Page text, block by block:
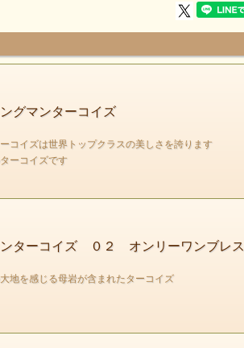
グマンターコイズ
コイズは世界トップクラスの美しさを誇ります
ーコイズです
ターコイズ ０２ オンリーワンブレス
地を感じる母岩が含まれたターコイズ